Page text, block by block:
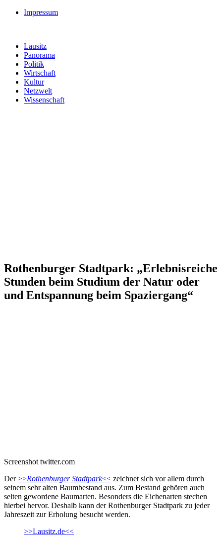
Impressum
Lausitz
Panorama
Politik
Wirtschaft
Kultur
Netzwelt
Wissenschaft
Rothenburger Stadtpark: „Erlebnisreiche
Stunden beim Studium der Natur oder
und Entspannung beim Spaziergang“
Screenshot twitter.com
Der>>Rothenburger Stadtpark<< zeichnet sich vor allem durch
seinem sehr alten Baumbestand aus. Zum Bestand gehören auch
selten gewordene Baumarten. Besonders die Eichenarten stechen
hierbei hervor. Deshalb kann der Rothenburger Stadtpark zu jeder
Jahreszeit zur Erholung besucht werden.
>>Lausitz.de<<